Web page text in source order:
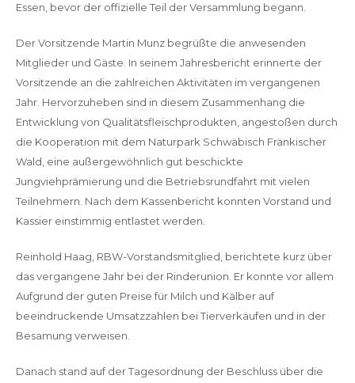
Essen, bevor der offizielle Teil der Versammlung begann.
Der Vorsitzende Martin Munz begrüßte die anwesenden
Mitglieder und Gäste. In seinem Jahresbericht erinnerte der
Vorsitzende an die zahlreichen Aktivitäten im vergangenen
Jahr. Hervorzuheben sind in diesem Zusammenhang die
Entwicklung von Qualitätsfleischprodukten, angestoßen durch
die Kooperation mit dem Naturpark Schwäbisch Fränkischer
Wald, eine außergewöhnlich gut beschickte
Jungviehprämierung und die Betriebsrundfahrt mit vielen
Teilnehmern. Nach dem Kassenbericht konnten Vorstand und
Kassier einstimmig entlastet werden.
Reinhold Haag, RBW-Vorstandsmitglied, berichtete kurz über
das vergangene Jahr bei der Rinderunion. Er konnte vor allem
Aufgrund der guten Preise für Milch und Kälber auf
beeindruckende Umsatzzahlen bei Tierverkäufen und in der
Besamung verweisen.
Danach stand auf der Tagesordnung der Beschluss über die